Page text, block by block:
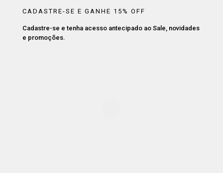
CADASTRE-SE E GANHE 15% OFF
Cadastre-se e tenha acesso antecipado ao Sale, novidades
e promoções.